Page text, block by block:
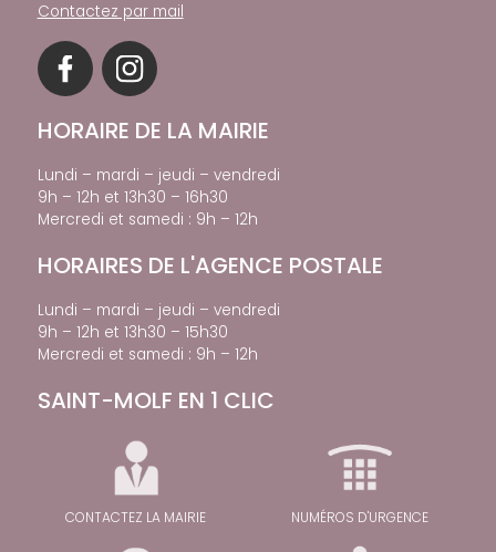
Contactez par mail
HORAIRE DE LA MAIRIE
Lundi – mardi – jeudi – vendredi
9h – 12h et 13h30 – 16h30
Mercredi et samedi : 9h – 12h
HORAIRES DE L'AGENCE POSTALE
Lundi – mardi – jeudi – vendredi
9h – 12h et 13h30 – 15h30
Mercredi et samedi : 9h – 12h
SAINT-MOLF EN 1 CLIC
CONTACTEZ LA MAIRIE NUMÉROS D'URGENCE